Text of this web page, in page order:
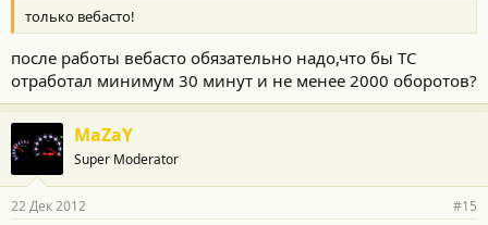
только вебасто!
после работы вебасто обязательно надо,что бы ТС
отработал минимум 30 минут и не менее 2000 оборотов?
MaZaY
Super Moderator
22 Дек 2012 #15